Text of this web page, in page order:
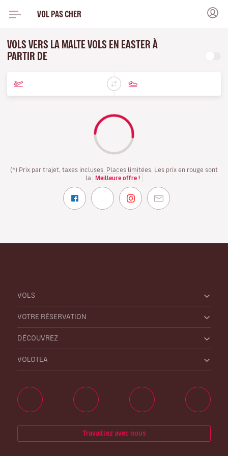
VOL PAS CHER
VOLS VERS LA MALTE VOLS EN EASTER À
PARTIR DE
(*) Prix par trajet, taxes incluses. Places limitées. Les prix en rouge sont
la
Meilleure offre !
VOLS
VOTRE RÉSERVATION
DÉCOUVREZ
VOLOTEA
Travaillez avec nous